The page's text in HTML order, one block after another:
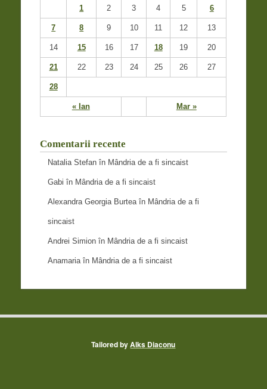
« Ian Mar »
1 2 3 4 5 6
7 8 9 10 11 12 13
14 15 16 17 18 19 20
21 22 23 24 25 26 27
28
Comentarii recente
Natalia Stefan în Mândria de a fi sincaist
Gabi în Mândria de a fi sincaist
Alexandra Georgia Burteaîn Mândria de a fi
sincaist
Andrei Simion în Mândria de a fi sincaist
Anamariaîn Mândria de a fi sincaist
Tailored byAlks Diaconu